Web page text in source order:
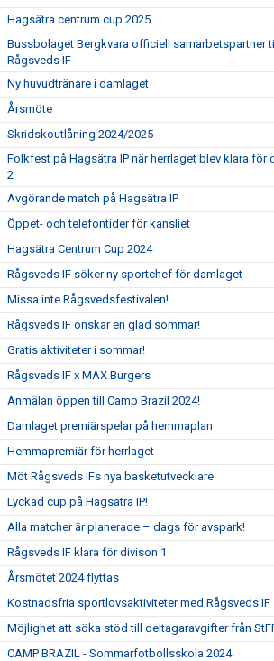
Hagsätra centrum cup 2025
Bussbolaget Bergkvara officiell samarbetspartner till
Rågsveds IF
Ny huvudtränare i damlaget
Årsmöte
Skridskoutlåning 2024/2025
Folkfest på Hagsätra IP när herrlaget blev klara för
2
Avgörande match på Hagsätra IP
Öppet- och telefontider för kansliet
Hagsätra Centrum Cup 2024
Rågsveds IF söker ny sportchef för damlaget
Missa inte Rågsvedsfestivalen!
Rågsveds IF önskar en glad sommar!
Gratis aktiviteter i sommar!
Rågsveds IF x MAX Burgers
Anmälan öppen till Camp Brazil 2024!
Damlaget premiärspelar på hemmaplan
Hemmapremiär för herrlaget
Möt Rågsveds IFs nya basketutvecklare
Lyckad cup på Hagsätra IP!
Alla matcher är planerade – dags för avspark!
Rågsveds IF klara för divison 1
Årsmötet 2024 flyttas
Kostnadsfria sportlovsaktiviteter med Rågsveds IF
Möjlighet att söka stöd till deltagaravgifter från
CAMP BRAZIL - Sommarfotbollsskola 2024